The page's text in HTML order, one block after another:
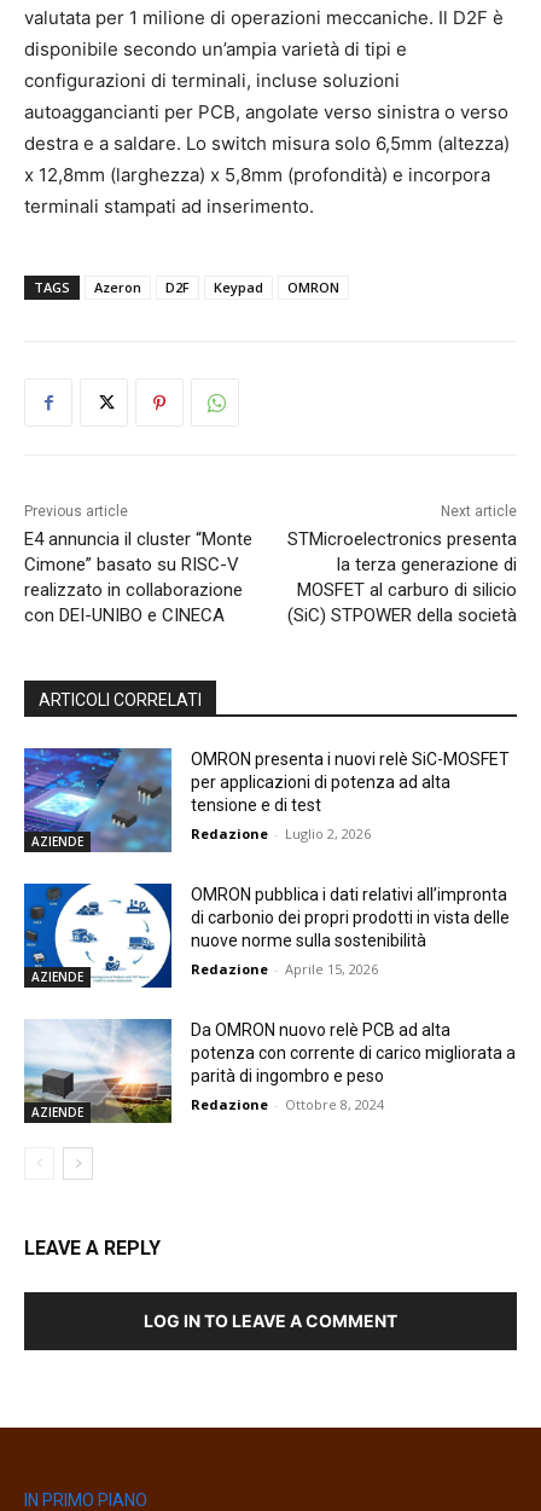
valutata per 1 milione di operazioni meccaniche. Il D2F è
disponibile secondo un’ampia varietà di tipi e
configurazioni di terminali, incluse soluzioni
autoaggancianti per PCB, angolate verso sinistra o verso
destra e a saldare. Lo switch misura solo 6,5mm (altezza)
x 12,8mm (larghezza) x 5,8mm (profondità) e incorpora
terminali stampati ad inserimento.
TAGS Azeron D2F Keypad OMRON
Previous article
E4 annuncia il cluster “Monte
Cimone” basato su RISC-V
realizzato in collaborazione
con DEI-UNIBO e CINECA
Next article
STMicroelectronics presenta
la terza generazione di
MOSFET al carburo di silicio
(SiC) STPOWER della società
ARTICOLI CORRELATI
AZIENDE
OMRON presenta i nuovi relè SiC-MOSFET
per applicazioni di potenza ad alta
tensione e di test
Redazione - Luglio 2, 2026
AZIENDE
OMRON pubblica i dati relativi all’impronta
di carbonio dei propri prodotti in vista delle
nuove norme sulla sostenibilità
Redazione - Aprile 15, 2026
AZIENDE
Da OMRON nuovo relè PCB ad alta
potenza con corrente di carico migliorata a
parità di ingombro e peso
Redazione - Ottobre 8, 2024
LEAVE A REPLY
LOG IN TO LEAVE A COMMENT
IN PRIMO PIANO